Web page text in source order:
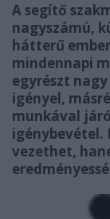
A segítő
nagyszámú,
hátterű
mindennapi
egyrészt
igényel,
munkával
igénybevétel.
vezethet,